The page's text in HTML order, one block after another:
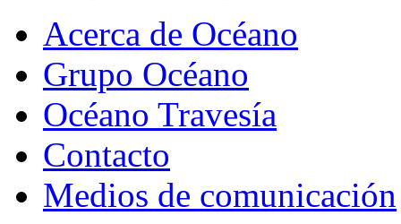
Acerca de Océano
Grupo Océano
Océano Travesía
Contacto
Medios de comunicación